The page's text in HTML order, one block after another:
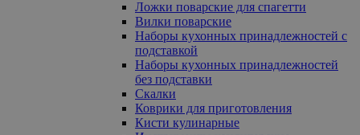
Ложки поварские для спагетти
Вилки поварские
Наборы кухонных принадлежностей с
подставкой
Наборы кухонных принадлежностей
без подставки
Скалки
Коврики для приготовления
Кисти кулинарные